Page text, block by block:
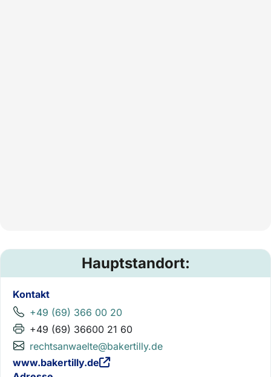
Hauptstandort:
Kontakt
+49 (69) 366 00 20
+49 (69) 36600 21 60
rechtsanwaelte@bakertilly.de
www.bakertilly.de